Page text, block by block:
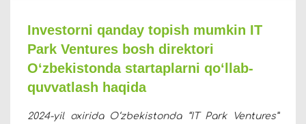
Investorni qanday topish mumkin IT
Park Ventures bosh direktori
O‘zbekistonda startaplarni qo‘llab-
quvvatlash haqida
2024-yil oxirida O‘zbekistonda “IT Park Ventures”